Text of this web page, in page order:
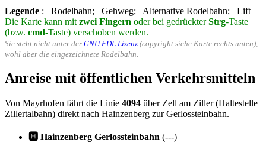
Legende : Rodelbahn; Gehweg; Alternative Rodelbahn;
Lift
Die Karte kann mit zwei Fingern oder bei gedrückterStrg-Taste
(bzw. cmd-Taste) verschoben werden.
Sie steht nicht unter der GNU FDL Lizenz (copyright siehe Karte rechts unten),
wohl aber die eingezeichnete Rodelbahn.
Anreise mit öffentlichen Verkehrsmitteln
Von Mayrhofen fährt die Linie 4094 über Zell am Ziller (Haltestelle
Zillertalbahn) direkt nach Hainzenberg zur Gerlossteinbahn.
🅷 Hainzenberg Gerlossteinbahn (---)